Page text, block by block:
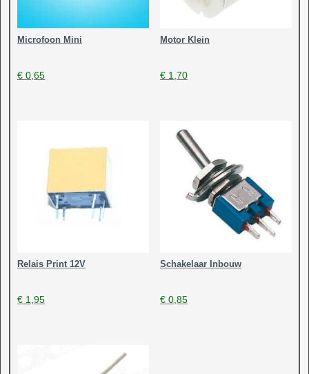
Microfoon Mini
€ 0,65
Motor Klein
€1,70
Relais Print 12V
€ 1,95
Schakelaar Inbouw
€0,85